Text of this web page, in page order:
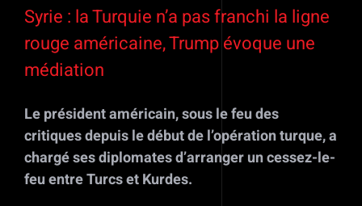
l'image
agrandie
Syrie : la Turquie n’a pas franchi la ligne
rouge américaine, Trump évoque une
médiation
Le président américain, sous le feu des
critiques depuis le début de l’opération turque, a
chargé ses diplomates d’arranger un cessez-le-
feu entre Turcs et Kurdes.